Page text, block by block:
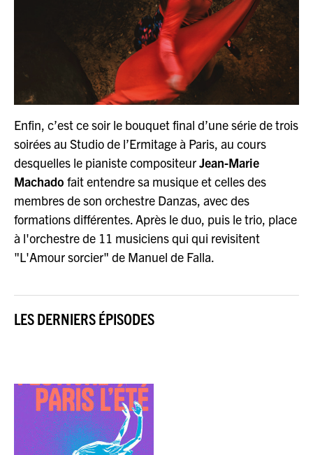
Enfin, c’est ce soir le bouquet final d’une série de trois
soirées au Studio de l’Ermitage à Paris, au cours
desquelles le pianiste compositeurJean-Marie
Machado fait entendre sa musique et celles des
membres de son orchestre Danzas, avec des
formations différentes. Après le duo, puis le trio, place
à l'orchestre de 11 musiciens qui qui revisitent
"L'Amour sorcier" de Manuel de Falla.
LES DERNIERS ÉPISODES